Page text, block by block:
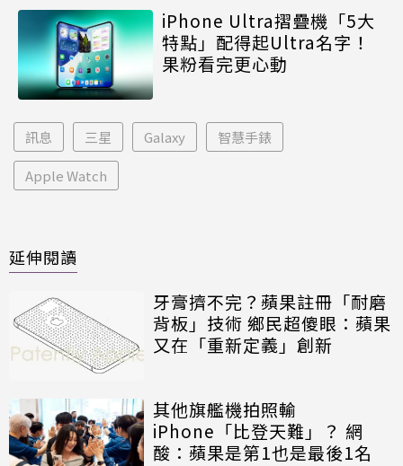
iPhone Ultra摺疊機「5大
特點」配得起Ultra名字！
果粉看完更心動
訊息 三星 Galaxy 智慧手錶
Apple Watch
延伸閱讀
牙膏擠不完？蘋果註冊「耐磨
背板」技術 鄉民超傻眼：蘋果
又在「重新定義」創新
其他旗艦機拍照輸
iPhone「比登天難」？ 網
酸：蘋果是第1也是最後1名